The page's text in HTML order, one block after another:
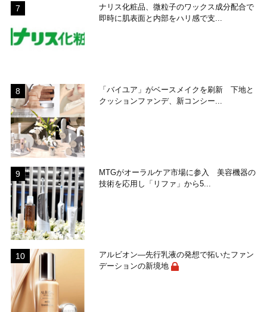
ナリス化粧品、微粒子のワックス成分配合で
即時に肌表面と内部をハリ感で支...
「バイユア」がベースメイクを刷新 下地と
クッションファンデ、新コンシー...
MTGがオーラルケア市場に参入 美容機器の
技術を応用し「リファ」から5...
アルビオン―先行乳液の発想で拓いたファン
デーションの新境地